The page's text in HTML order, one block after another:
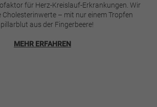
für Herz-Kreislauf-Erkrankungen. Wir
Cholesterinwerte – mit nur einem Tropfen
aus der Fingerbeere!
MEHR ERFAHREN